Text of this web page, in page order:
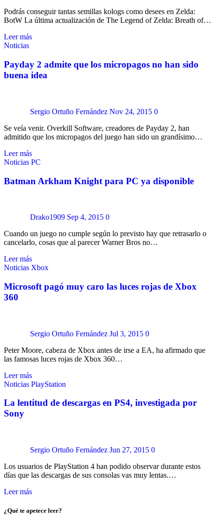
Podrás conseguir tantas semillas kologs como desees en Zelda:
BotW La última actualización de The Legend of Zelda: Breath of…
Leer más
Noticias
Payday 2 admite que los micropagos no han sido
buena idea
Sergio Ortuño Fernández Nov 24, 2015 0
Se veía venir. Overkill Software, creadores de Payday 2, han
admitido que los micropagos del juego han sido un grandísimo…
Leer más
Noticias PC
Batman Arkham Knight para PC ya disponible
Drako1909 Sep 4, 2015 0
Cuando un juego no cumple según lo previsto hay que retrasarlo o
cancelarlo, cosas que al parecer Warner Bros no…
Leer más
Noticias Xbox
Microsoft pagó muy caro las luces rojas de Xbox
360
Sergio Ortuño Fernández Jul 3, 2015 0
Peter Moore, cabeza de Xbox antes de irse a EA, ha afirmado que
las famosas luces rojas de Xbox 360…
Leer más
Noticias PlayStation
La lentitud de descargas en PS4, investigada por
Sony
Sergio Ortuño Fernández Jun 27, 2015 0
Los usuarios de PlayStation 4 han podido observar durante estos
días que las descargas de sus consolas vas muy lentas.…
Leer más
¿Qué te apetece leer?